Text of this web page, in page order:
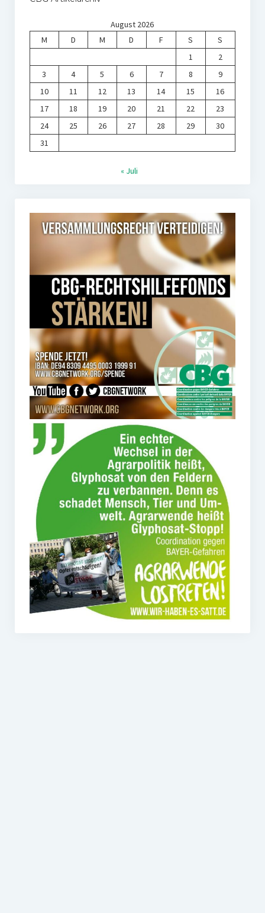
August 2026
M
D M D F S
S
1
2
3
4 5 6 7 8
9
10
11 12 13 14 15
16
17
18 19 20 21 22
23
24
25 26 27 28 29
30
31
« Juli